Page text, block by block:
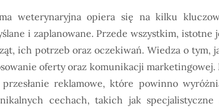
weterynaryjna opiera się na kilku
i zaplanowane. Przede wszystkim,
ich potrzeb oraz oczekiwań. Wiedza o tym,
oferty oraz komunikacji marketingowej.
przesłanie reklamowe, które powinno
cechach, takich jak specjalistyczne